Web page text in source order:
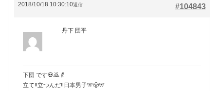
2018/10/18 10:30:10 #104843
返信
丹下 団平
下団 です💀🙇👵
立て‼️立つんだ‼️日本男子🎌😤🎌